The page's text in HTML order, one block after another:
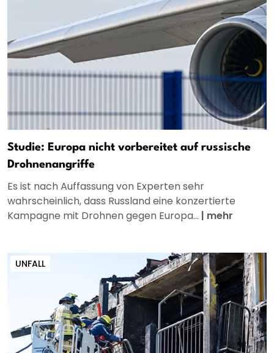
Studie: Europa nicht vorbereitet auf russische
Drohnenangriffe
Es ist nach Auffassung von Experten sehr
wahrscheinlich, dass Russland eine konzertierte
Kampagne mit Drohnen gegen Europa... | mehr
UNFALL